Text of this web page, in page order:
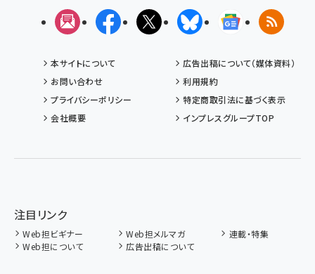
メルマガFacebookX(エックス)BlueskyGoogleニュ
RSS
本サイトについて
広告出稿について（媒体資料）
お問い合わせ
利用規約
プライバシーポリシー
特定商取引法に基づく表示
会社概要
インプレスグループTOP
注目リンク
Web担ビギナー Web担メルマガ
連載・特集
Web担について
広告出稿について